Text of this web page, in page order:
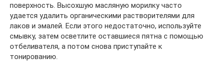
поверхность. Высохшую масляную морилку часто
удается удалить органическими растворителями для
лаков и эмалей. Если этого недостаточно, используйте
смывку, затем осветлите оставшиеся пятна с помощью
отбеливателя, а потом снова приступайте к
тонированию.